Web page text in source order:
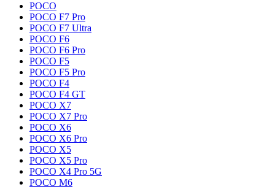
POCO
POCO F7 Pro
POCO F7 Ultra
POCO F6
POCO F6 Pro
POCO F5
POCO F5 Pro
POCO F4
POCO F4 GT
POCO X7
POCO X7 Pro
POCO X6
POCO X6 Pro
POCO X5
POCO X5 Pro
POCO X4 Pro 5G
POCO M6